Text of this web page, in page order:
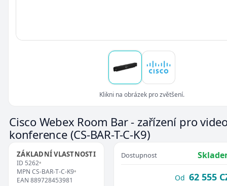
Klikni na obrázek pro zvětšení.
Cisco Webex Room Bar - zařízení pro
konference (CS-BAR-T-C-K9)
ZÁKLADNÍ VLASTNOSTI
ID 5262•
MPN CS-BAR-T-C-K9•
EAN 889728453981
Dostupnost
Od 62 555